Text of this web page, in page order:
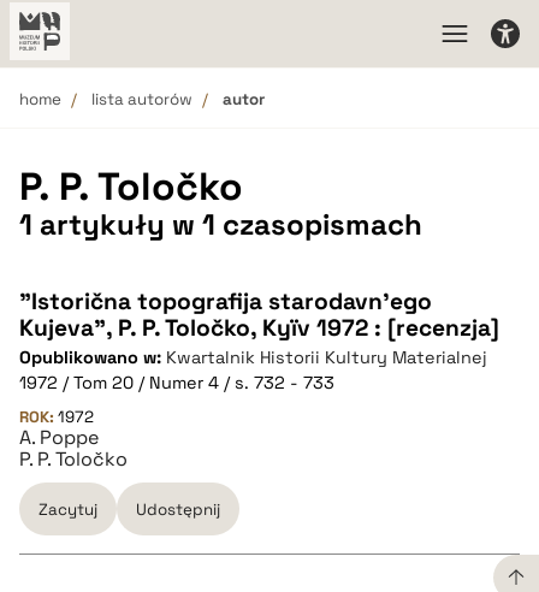
home lista autorów autor
P. P. Toločko
1 artykuły w 1 czasopismach
"Istorična topografija starodavn'ego
Kujeva", P. P. Toločko, Kyïv 1972 : [recenzja]
Opublikowano w: Kwartalnik Historii Kultury Materialnej
1972 / Tom 20 / Numer 4 / s. 732 - 733
ROK: 1972
A. Poppe
P. P. Toločko
Zacytuj Udostępnij